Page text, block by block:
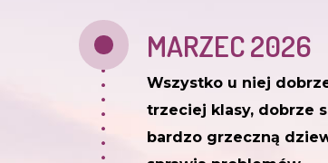
MARZEC 2026
Wszystko u niej
trzeciej klasy, dobrze
bardzo grzeczną